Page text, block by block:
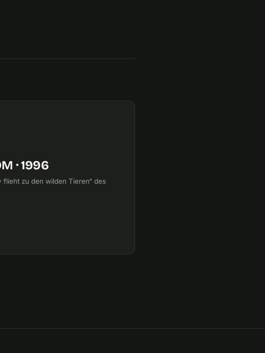
· 1996
flieht zu den wilden Tieren“ des